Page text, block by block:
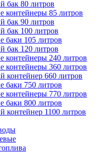
бак 80 литров
контейнеры 85 литров
бак 90 литров
бак 100 литров
баки 105 литров
бак 120 литров
контейнеры 240 литров
контейнеры 360 литров
контейнер 660 литров
баки 750 литров
контейнеры 770 литров
баки 800 литров
контейнер 1100 литров